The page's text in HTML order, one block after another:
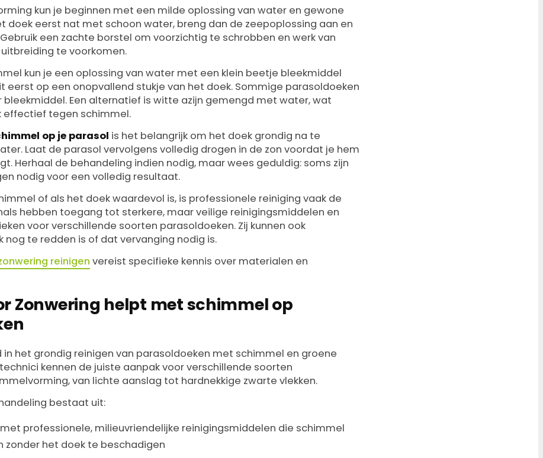
kun je beginnen met een milde oplossing van water en gewone
doek eerst nat met schoon water, breng dan de zeepoplossing aan en
een zachte borstel om voorzichtig te schrobben en werk van
te voorkomen.
kun je een oplossing van water met een klein beetje bleekmiddel
eerst op een onopvallend stukje van het doek. Sommige parasoldoeken
bleekmiddel. Een alternatief is witte azijn gemengd met water, wat
effectief tegen schimmel.
op je parasol is het belangrijk om het doek grondig na te
Laat de parasol vervolgens volledig drogen in de zon voordat je hem
Herhaal de behandeling indien nodig, maar wees geduldig: soms zijn
nodig voor een volledig resultaat.
of als het doek waardevol is, is professionele reiniging vaak de
hebben toegang tot sterkere, maar veilige reinigingsmiddelen en
voor verschillende soorten parasoldoeken. Zij kunnen ook
te redden is of dat vervanging nodig is.
reinigen vereist specifieke kennis over materialen en
Zonwering helpt met schimmel op
in het grondig reinigen van parasoldoeken met schimmel en groene
kennen de juiste aanpak voor verschillende soorten
van lichte aanslag tot hardnekkige zwarte vlekken.
bestaat uit:
met professionele, milieuvriendelijke reinigingsmiddelen die schimmel
zonder het doek te beschadigen